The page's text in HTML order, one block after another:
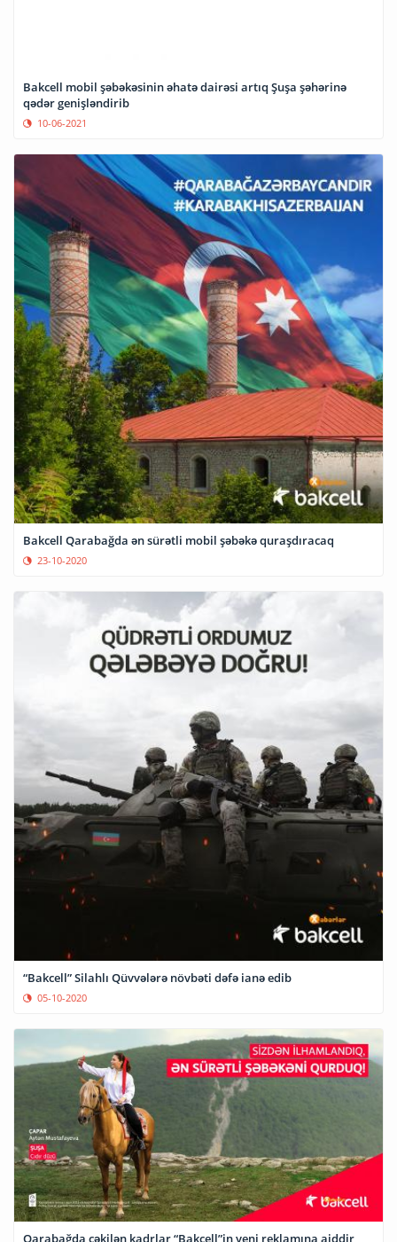
Bakcell mobil şəbəkəsinin əhatə dairəsi artıq Şuşa şəhərinə
qədər genişləndirib
10-06-2021
Bakcell Qarabağda ən sürətli mobil şəbəkə quraşdıracaq
23-10-2020
“Bakcell” Silahlı Qüvvələrə növbəti dəfə ianə edib
05-10-2020
Qarabağda çəkilən kadrlar “Bakcell”in yeni reklamına aiddir